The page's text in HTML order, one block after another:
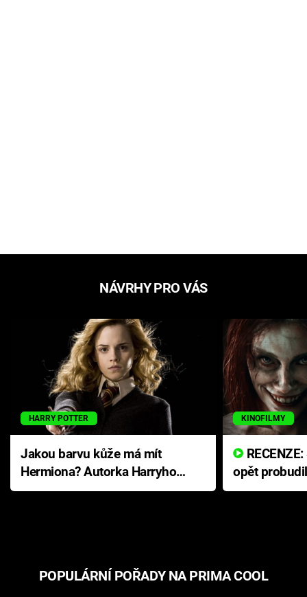
NÁVRHY PRO VÁS
HARRY POTTER
Jakou barvu kůže má mít
Hermiona? Autorka Harryho
Pottera přišla s ráznou
KINOFILMY
opět
přichází s
POPULÁRNÍ POŘADY NA PRIMA COOL